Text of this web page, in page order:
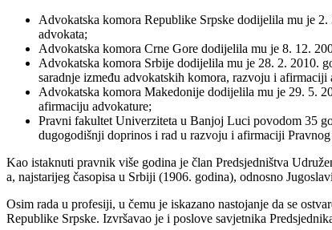
Advokatska komora Republike Srpske dodijelila mu je
advokata;
Advokatska komora Crne Gore dodijelila mu je 8. 12.
Advokatska komora Srbije dodijelila mu je 28. 2. 2010.
saradnje između advokatskih komora, razvoju i
Advokatska komora Makedonije dodijelila mu je 29. 5.
afirmaciju advokature;
Pravni fakultet Univerziteta u Banjoj Luci povodom 35
dugogodišnji doprinos i rad u razvoju i afirmaciji
Kao istaknuti pravnik više godina je član Predsjedništva
a, najstarijeg časopisa u Srbiji (1906. godina), odnosno
Osim rada u profesiji, u čemu je iskazano nastojanje da se
Republike Srpske. Izvršavao je i poslove savjetnika